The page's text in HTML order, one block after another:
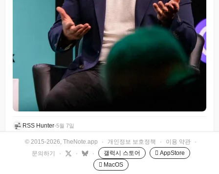
RSS Hunter•5월 7일
© 2015-2026, TheNote.app · 개인정보 보호정책 · 이용 약관
·
문의하기
· · · 갤럭시 스토어
 AppStore
 MacOS